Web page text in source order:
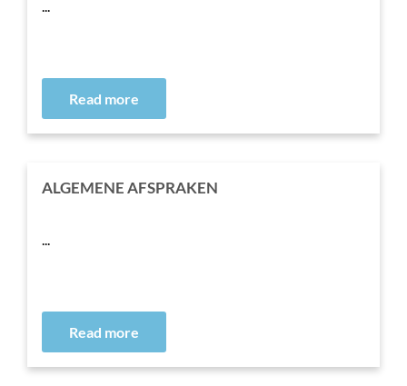
...
Read more
ALGEMENE AFSPRAKEN
...
Read more